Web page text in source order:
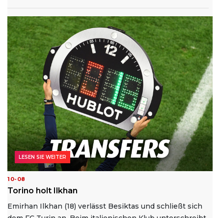
10-08
Torino holt Ilkhan
Emirhan Ilkhan (18) verlässt Besiktas und schließt sich
LESEN SIE WEITER